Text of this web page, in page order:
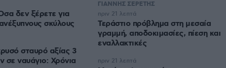
δεν ξέρετε για
σκύλους
σταυρό αξίας 3
σε ναυάγιο: Χρόνια
ΓΙΑΝΝΗΣ ΣΕΡΕΤΗΣ
Τεράστιο πρόβλημα στη μεσαία
γραμμή, αποδοκιμασίες, πίεση και
εναλλακτικές
πριν 21 λεπτά
πριν 21 λεπτά